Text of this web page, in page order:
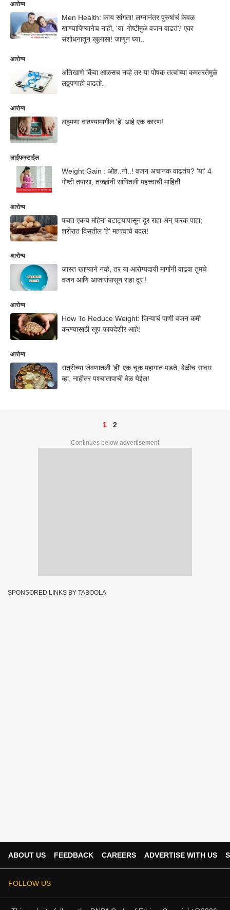
आरोग्य
Men Health: काय सांगता! लग्नानंतर पुरुषांचं केवळ
खाण्यापिण्यानेच नाही, 'या' गोष्टीमुळे वजन वाढतं? एका
संशोधनातून खुलासा! जाणून घ्या..
आरोग्य
अतिखाणे किंवा आळसच नव्हे तर या पोषक तत्वांच्या कमतरतेमुळे
लठ्ठपणाही वाढतो.
आरोग्य
लठ्ठपणा वाढण्यामागील 'हे' आहे एक कारण!
लाईफस्टाईल
Weight Gain : ओह..नो..! वजन अचानक वाढतंय? 'या' 4
गोष्टी तपासा, तज्ज्ञांनी सांगितली महत्त्वाची माहिती
आरोग्य
फक्त एकच महिना बटाट्यापासून दूर राहा अन् फरक पाहा;
शरीरात दिसतील 'हे' महत्त्वाचे बदल!
आरोग्य
जास्त खाण्याने नव्हे, तर या आरोग्यदायी मार्गांनी वाढवा तुमचे
वजन आणि आजारांपासून राहा दूर !
आरोग्य
How To Reduce Weight: जिऱ्याचं पाणी वजन कमी
करण्यासाठी खूप फायदेशीर आहे!
आरोग्य
रात्रीच्या जेवणातली 'ही' एक चूक महागात पडते; वेळीच सावध
व्हा, नाहीतर पश्चातापाची वेळ येईल!
1 2
Continues below advertisement
SPONSORED LINKS BY TABOOLA
ABOUT US FEEDBACK CAREERS ADVERTISE WITH US
FOLLOW US